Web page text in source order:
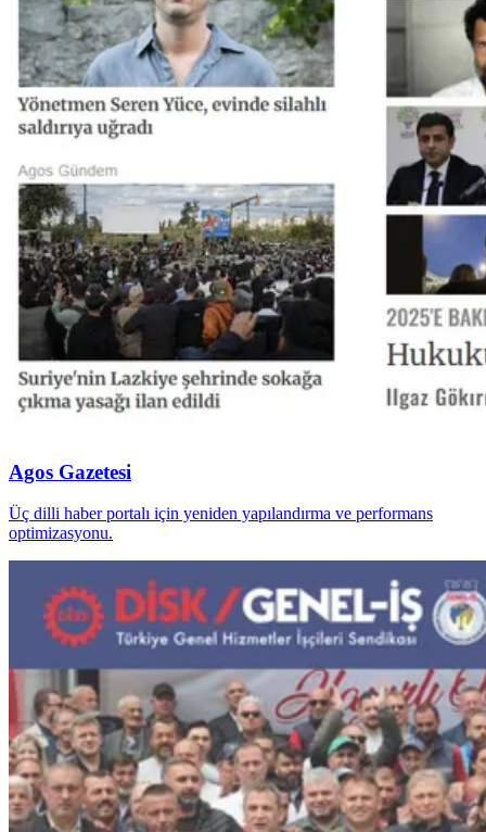
Agos Gazetesi
Üç dilli haber portalı için yeniden yapılandırma ve performans
optimizasyonu.